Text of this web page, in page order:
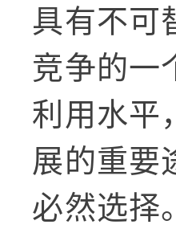
具有不可
竞争的一
利用水平
展的重要
必然选择